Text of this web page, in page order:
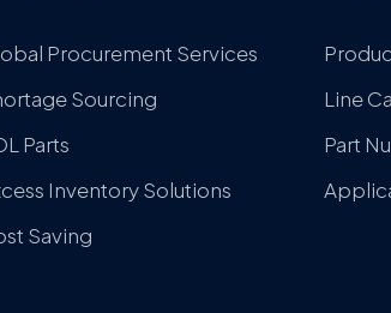
Procurement Services
Sourcing
Parts
Inventory Solutions
Saving
Line
Part